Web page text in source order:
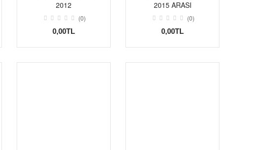
2012
(0)
0,00TL
2015 ARASI
(0)
0,00TL